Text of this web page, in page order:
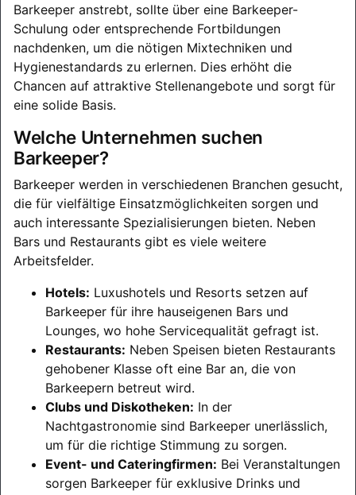
Barkeeper anstrebt, sollte über eine Barkeeper-
Schulung oder entsprechende Fortbildungen
nachdenken, um die nötigen Mixtechniken und
Hygienestandards zu erlernen. Dies erhöht die
Chancen auf attraktive Stellenangebote und sorgt für
eine solide Basis.
Welche Unternehmen suchen
Barkeeper?
Barkeeper werden in verschiedenen Branchen gesucht,
die für vielfältige Einsatzmöglichkeiten sorgen und
auch interessante Spezialisierungen bieten. Neben
Bars und Restaurants gibt es viele weitere
Arbeitsfelder.
Hotels: Luxushotels und Resorts setzen auf
Barkeeper für ihre hauseigenen Bars und
Lounges, wo hohe Servicequalität gefragt ist.
Restaurants: Neben Speisen bieten Restaurants
gehobener Klasse oft eine Bar an, die von
Barkeepern betreut wird.
Clubs und Diskotheken: In der
Nachtgastronomie sind Barkeeper unerlässlich,
um für die richtige Stimmung zu sorgen.
Event- und Cateringfirmen: Bei Veranstaltungen
sorgen Barkeeper für exklusive Drinks und